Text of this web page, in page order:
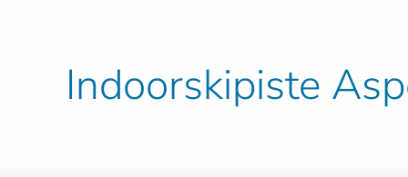
Indoorskipiste